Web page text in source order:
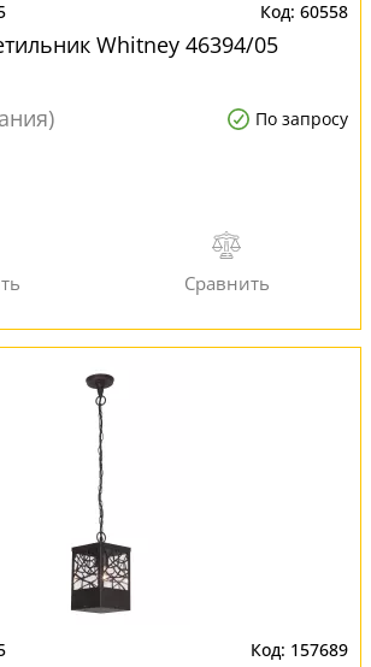
60558
Whitney 46394/05
По запросу
157689